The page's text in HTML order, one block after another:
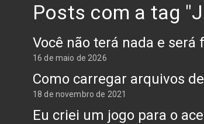
Posts com a tag
Você não terá nada e será
16 de maio de 2026
Como carregar arquivos
18 de novembro de 2021
Eu criei um jogo para o